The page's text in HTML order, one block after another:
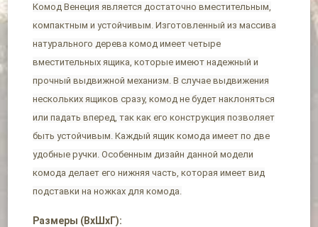
Комод Венеция является достаточно вместительным,
компактным и устойчивым. Изготовленный из массива
натурального дерева комод имеет четыре
вместительных ящика, которые имеют надежный и
прочный выдвижной механизм. В случае выдвижения
нескольких ящиков сразу, комод не будет наклоняться
или падать вперед, так как его конструкция позволяет
быть устойчивым. Каждый ящик комода имеет по две
удобные ручки. Особенным дизайн данной модели
комода делает его нижняя часть, которая имеет вид
подставки на ножках для комода.
Размеры (ВхШхГ):